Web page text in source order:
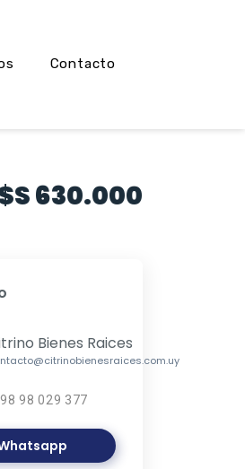
Contacto
630.000
Bienes Raices
98 029 377